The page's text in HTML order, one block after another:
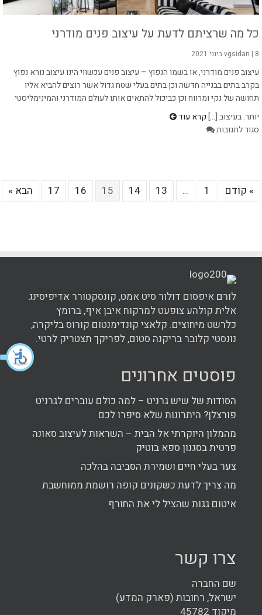
כל מה שרציתם לדעת על עיצוב פנים מודרני
vgsidan | 8 ביוני 2021
עיצוב פנים מודרני, או בשמו הנפוץ – עיצוב פנים עכשווי הינו עיצוב נורא נפוץ
בקרב בתים בבנייה חדשה וכן בתים בעלי שטח גדול אשר רוצים להביא אליו
תחושה של נקי ומרווח וכן כביכול להתאים אותו לעולם המודרני והמינימליסטי
יותר. בעיצוב [...]קרא עוד
סגור לתגובותעל
לדעת
» קודם 1
…
13
14
15
16
17 הבא »
לורם איפסום דולור סיט אמט, קונסקטורר אדיפיסינג
אלית קולהע צופעט למרקוח איבן איף, ברומץ
כלרשט מיחוצים. קלאצי קונדימנטום קורוס בליקרה,
נונסטי קלובר בריקנה סטום, לפריקך תצטריק לרטי.
פוסטים אחרונים
הסודות של שיש גרניט – למה כולם עוברים לגרניט
פורצלן? היתרונות שלא סיפרו לכם
מהמלון היוקרתי אל הבית – השראות לעיצוב סאונה
פרטית בסגנון ספא בוטיק
צער בעלי חיים ושמירת הסביבה בהלכה
מה צריך לדעת כשקונים קופה רושמת ממוחשבת
איטום גגות שהציל לי את החורף
צרו קשר
שם החברה
ישראל, רחובות (פארק המדע)
מיקוד 45782